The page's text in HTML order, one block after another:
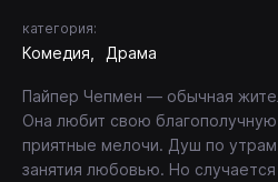
категория:
Комедия Драма
Пайпер Чепмен — обычная
Она любит свою
приятные мелочи. Душ по
занятия любовью. Но случается